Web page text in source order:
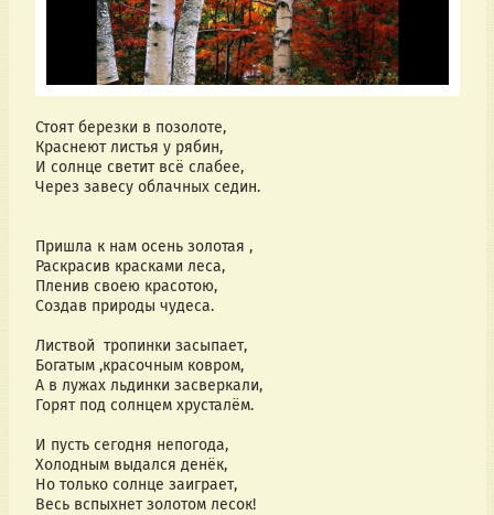
Стоят березки в позолоте,
Краснеют листья у рябин,
И солнце светит всё слабее,
Через завесу облачных седин.
Пришла к нам осень золотая ,
Раскрасив красками леса,
Пленив своею красотою,
Создав природы чудеса.
Листвой  тропинки засыпает,
Богатым ,красочным ковром,
А в лужах льдинки засверкали,
Горят под солнцем хрусталём.
И пусть сегодня непогода,
Холодным выдался денёк,
Но только солнце заиграет,
Весь вспыхнет золотом лесок!